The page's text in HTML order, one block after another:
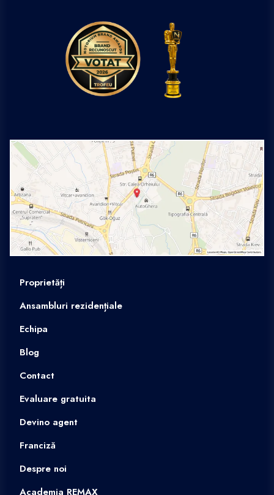
Proprietăți
Ansambluri rezidențiale
Echipa
Blog
Contact
Evaluare gratuita
Devino agent
Franciză
Despre noi
Academia REMAX